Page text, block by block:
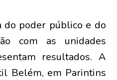
do poder público e do
com as unidades
resultados. A
Belém, em Parintins